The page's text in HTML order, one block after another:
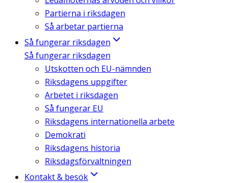
Partierna i riksdagen
Så arbetar partierna
Så fungerar riksdagen
Så fungerar riksdagen
Utskotten och EU-nämnden
Riksdagens uppgifter
Arbetet i riksdagen
Så fungerar EU
Riksdagens internationella arbete
Demokrati
Riksdagens historia
Riksdagsförvaltningen
Kontakt & besök